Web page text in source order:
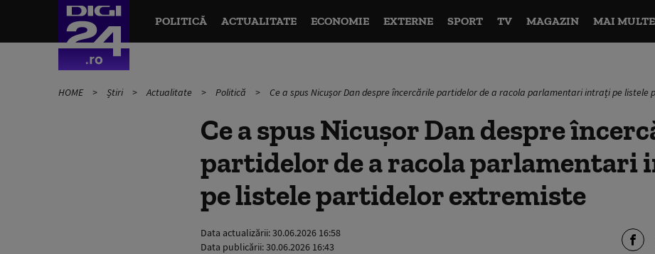
POLITICĂ ACTUALITATE ECONOMIE EXTERNE SPORT TV MAGAZIN MAI MULTE
HOME Știri Actualitate Politică Ce a spus Nicușor Dan despre încercările partidelor de a racola parlamentari intrați pe listele
Ce a spus Nicușor Dan despre
partidelor de a racola
pe listele partidelor extremiste
Data actualizării:30.06.2026 16:58
Data publicării:30.06.2026 16:43